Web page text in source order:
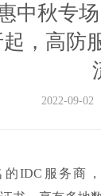
中秋专
起，高防
2022-09-02
的IDC服务商